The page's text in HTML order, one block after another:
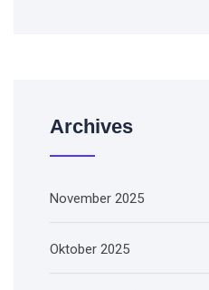
Archives
November 2025
Oktober 2025